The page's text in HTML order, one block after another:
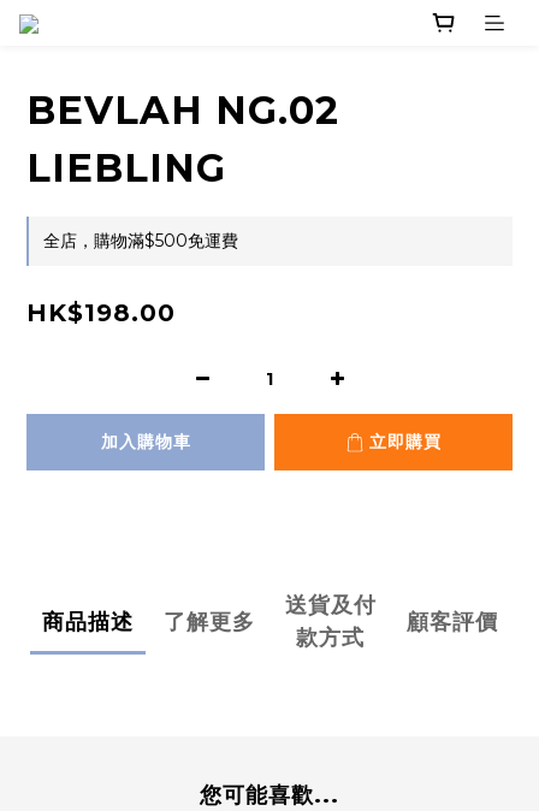
BEVLAH NG.02
LIEBLING
全店，購物滿$500免運費
HK$198.00
加入購物車 立即購買
商品描述 了解更多
送貨及付
款方式
顧客評價
您可能喜歡...